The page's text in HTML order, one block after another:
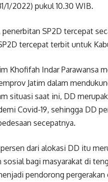
1/2022) pukul 10.30 WIB.
SP2D tercepat
tercepat terbit untuk
Khofifah Indar Parawansa
Jatim dalam
situasi saat ini, DD
Covid-19, sehingga DD
secepatnya.
dari alokasi DD itu
sosial bagi masyarakat di
pendorong